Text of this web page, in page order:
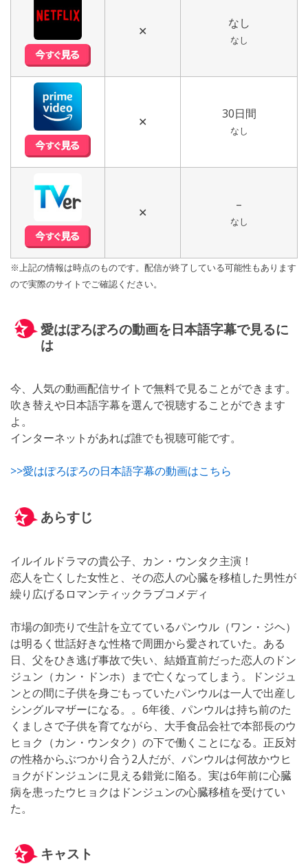
✕
なし
なし
✕
30日間
なし
✕
–
なし
※上記の情報は時点のものです。配信が終了している可能性もあります
ので実際のサイトでご確認ください。
愛はぽろぽろの動画を日本語字幕で見るに
は
今、人気の動画配信サイトで無料で見ることができます。
吹き替えや日本語字幕を選んで視聴することができます
よ。
インターネットがあれば誰でも視聴可能です。
>>愛はぽろぽろの日本語字幕の動画はこちら
あらすじ
イルイルドラマの貴公子、カン・ウンタク主演！
恋人を亡くした女性と、その恋人の心臓を移植した男性が
繰り広げるロマンティックラブコメディ
市場の卸売りで生計を立てているパンウル（ワン・ジヘ）
は明るく世話好きな性格で周囲から愛されていた。ある
日、父をひき逃げ事故で失い、結婚直前だった恋人のドン
ジュン（カン・ドンホ）まで亡くなってしまう。ドンジュ
ンとの間に子供を身ごもっていたパンウルは一人で出産し
シングルマザーになる。。6年後、パンウルは持ち前のた
くましさで子供を育てながら、大手食品会社で本部長のウ
ヒョク（カン・ウンタク）の下で働くことになる。正反対
の性格からぶつかり合う2人だが、パンウルは何故かウヒ
ョクがドンジュンに見える錯覚に陥る。実は6年前に心臓
病を患ったウヒョクはドンジュンの心臓移植を受けてい
た。
キャスト